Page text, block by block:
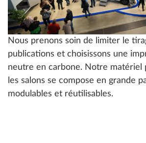
Nous prenons soin de limiter le
publications et choisissons une
neutre en carbone. Notre matériel
les salons se compose en grande
modulables et réutilisables.